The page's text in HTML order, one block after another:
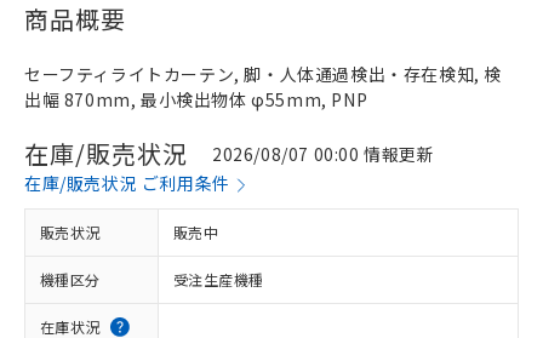
商品概要
セーフティライトカーテン, 脚・人体通過検出・存在検知, 検
出幅 870mm, 最小検出物体 φ55mm, PNP
在庫/販売状況
2026/08/07 00:00 情報更新
在庫/販売状況 ご利用条件
販売状況 販売中
機種区分 受注生産機種
在庫状況